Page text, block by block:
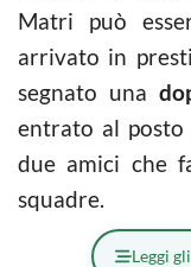
Matri può
arrivato in
segnato una
entrato al posto
due amici che
squadre.
Leggi